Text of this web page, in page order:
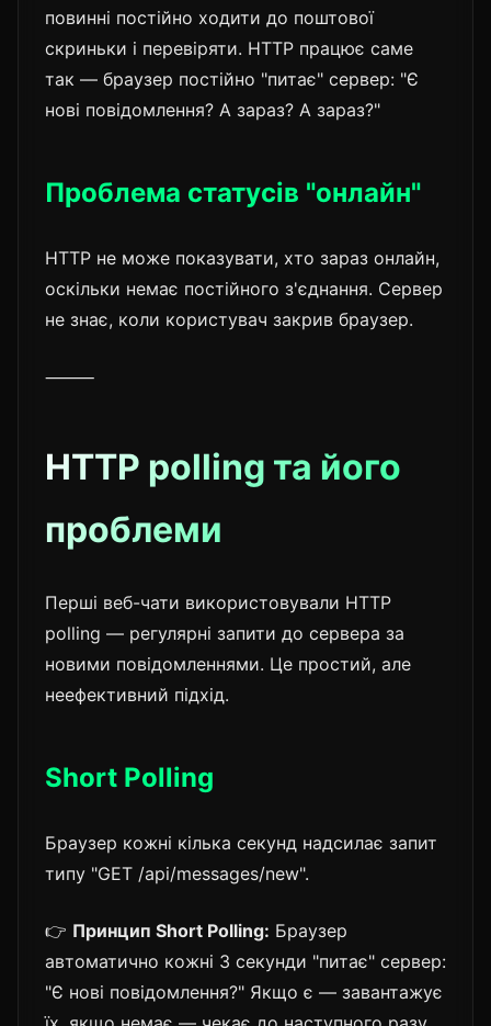
повинні постійно ходити до поштової
скриньки і перевіряти. HTTP працює саме
так — браузер постійно "питає" сервер: "Є
нові повідомлення? А зараз? А зараз?"
Проблема статусів "онлайн"
HTTP не може показувати, хто зараз онлайн,
оскільки немає постійного з'єднання. Сервер
не знає, коли користувач закрив браузер.
⸻
HTTP polling та його
проблеми
Перші веб-чати використовували HTTP
polling — регулярні запити до сервера за
новими повідомленнями. Це простий, але
неефективний підхід.
Short Polling
Браузер кожні кілька секунд надсилає запит
типу "GET /api/messages/new".
👉 Принцип Short Polling: Браузер
автоматично кожні 3 секунди "питає" сервер:
"Є нові повідомлення?" Якщо є — завантажує